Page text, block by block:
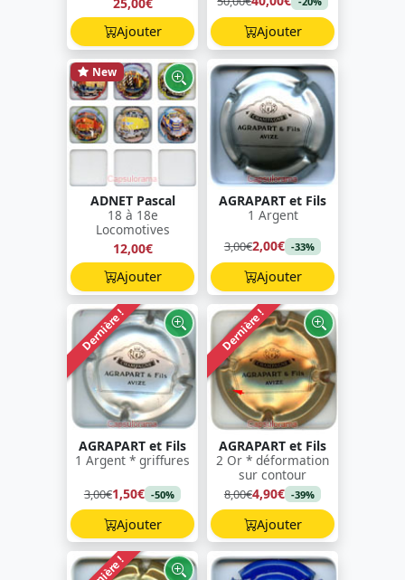
Ajouter
Ajouter
New
ADNET Pascal
18 à 18e
Locomotives
12,00€
Ajouter
AGRAPART et Fils
1 Argent
3,00€2,00€ -33%
Ajouter
Dernière !
AGRAPART et Fils
1 Argent * griffures
3,00€1,50€ -50%
Ajouter
Dernière !
AGRAPART et Fils
2 Or * déformation
sur contour
8,00€4,90€ -39%
Ajouter